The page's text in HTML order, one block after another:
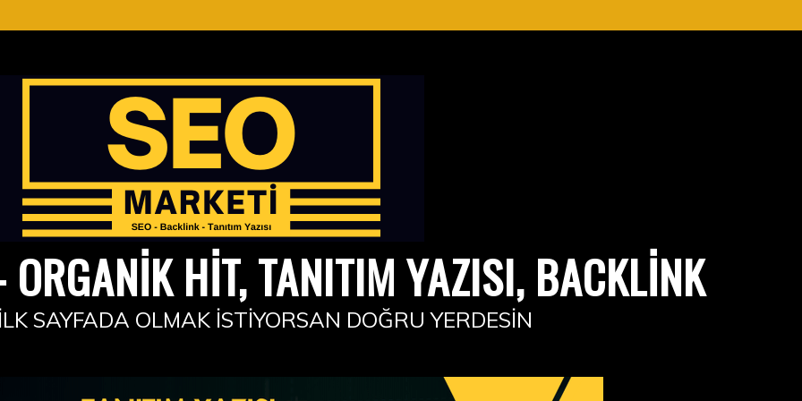
ORGANIK HIT, TANITIM YAZISI, BACKLINK
SAYFADA OLMAK İSTIYORSAN DOĞRU YERDESIN